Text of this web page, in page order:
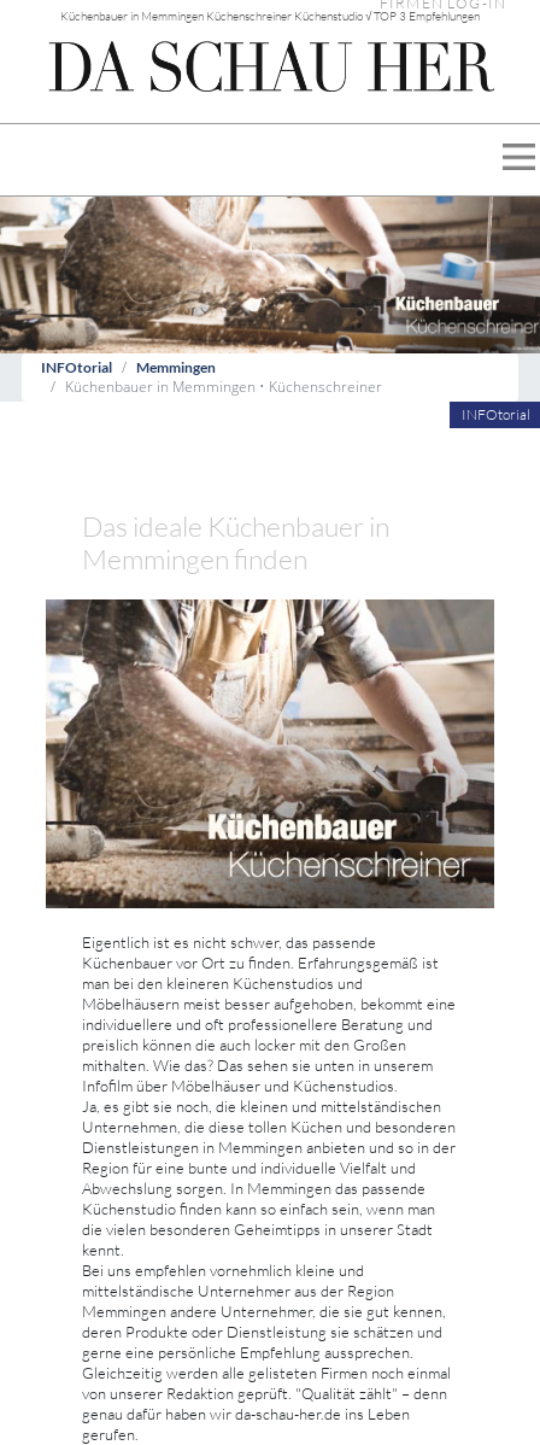
Küchenbauer in Memmingen Küchenschreiner Küchenstudio √ TOP 3 Empfehlungen
INFOtorial Memmingen
Küchenbauer in Memmingen • Küchenschreiner
INFOtorial
Das ideale Küchenbauer in
Memmingen finden
Eigentlich ist es nicht schwer, das passende
Küchenbauer vor Ort zu finden. Erfahrungsgemäß ist
man bei den kleineren Küchenstudios und
Möbelhäusern meist besser aufgehoben, bekommt eine
individuellere und oft professionellere Beratung und
preislich können die auch locker mit den Großen
mithalten. Wie das? Das sehen sie unten in unserem
Infofilm über Möbelhäuser und Küchenstudios.
Ja, es gibt sie noch, die kleinen und mittelständischen
Unternehmen, die diese tollen Küchen und besonderen
Dienstleistungen in Memmingen anbieten und so in der
Region für eine bunte und individuelle Vielfalt und
Abwechslung sorgen. In Memmingen das passende
Küchenstudio finden kann so einfach sein, wenn man
die vielen besonderen Geheimtipps in unserer Stadt
kennt.
Bei uns empfehlen vornehmlich kleine und
mittelständische Unternehmer aus der Region
Memmingen andere Unternehmer, die sie gut kennen,
deren Produkte oder Dienstleistung sie schätzen und
gerne eine persönliche Empfehlung aussprechen.
Gleichzeitig werden alle gelisteten Firmen noch einmal
von unserer Redaktion geprüft. "Qualität zählt" – denn
genau dafür haben wir da-schau-her.de ins Leben
gerufen.